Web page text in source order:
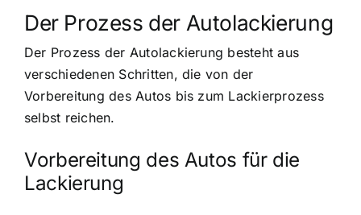
Der Prozess der Autolackierung
Der Prozess der Autolackierung besteht aus
verschiedenen Schritten, die von der
Vorbereitung des Autos bis zum Lackierprozess
selbst reichen.
Vorbereitung des Autos für die
Lackierung